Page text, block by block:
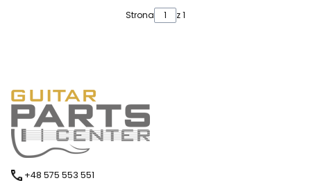
Strona z 1
+48 575 553 551